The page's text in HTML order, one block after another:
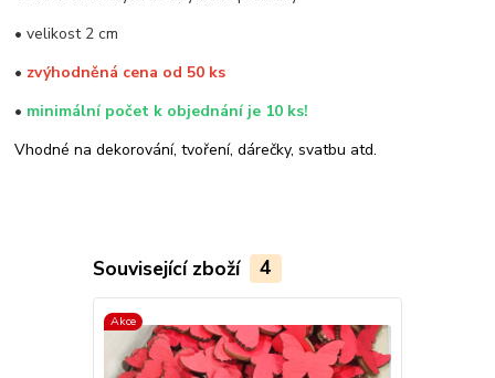
• velikost 2 cm
• zvýhodněná cena od 50 ks
• minimální počet k objednání je 10 ks!
Vhodné na dekorování, tvoření, dárečky, svatbu atd.
Související zboží 4
Akce